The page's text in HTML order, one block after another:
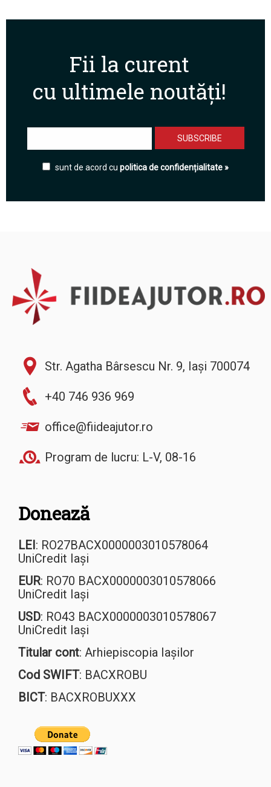
Fii la curent
cu ultimele noutăți!
sunt de acord cu politica de confidențialitate »
Str. Agatha Bârsescu Nr. 9, Iași 700074
+40 746 936 969
office@fiideajutor.ro
Program de lucru: L-V, 08-16
Donează
LEI: RO27BACX0000003010578064
UniCredit Iași
EUR: RO70 BACX0000003010578066
UniCredit Iași
USD: RO43 BACX0000003010578067
UniCredit Iași
Titular cont: Arhiepiscopia Iașilor
Cod SWIFT: BACXROBU
BICT: BACXROBUXXX